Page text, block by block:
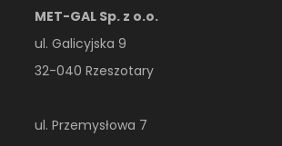
MET-GAL Sp. z o.o.
ul. Galicyjska 9
32-040 Rzeszotary
ul. Przemysłowa 7